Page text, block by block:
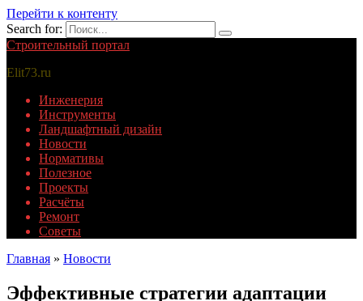
Перейти к контенту
Search for:
Строительный портал
Elit73.ru
Инженерия
Инструменты
Ландшафтный дизайн
Новости
Нормативы
Полезное
Проекты
Расчёты
Ремонт
Советы
Главная » Новости
Эффективные стратегии адаптации